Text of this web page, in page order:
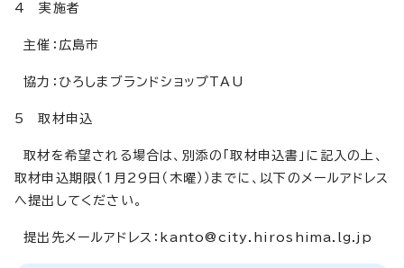
4 実施者
主催：広島市
協力：ひろしまブランドショップTAU
5 取材申込
取材を希望される場合は、別添の「取材申込書」に記入の上、
取材申込期限（1月29日（木曜））までに、以下のメールアドレス
へ提出してください。
提出先メールアドレス： kanto@city.hiroshima.lg.jp